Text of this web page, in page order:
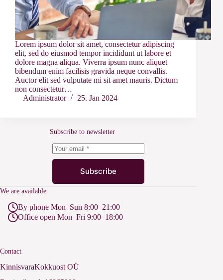
Lorem ipsum dolor sit amet, consectetur adipiscing
elit, sed do eiusmod tempor incididunt ut labore et
dolore magna aliqua. Viverra ipsum nunc aliquet
bibendum enim facilisis gravida neque convallis.
Auctor elit sed vulputate mi sit amet mauris. Dictum
non consectetur…
Administrator
25. Jan 2024
Subscribe to newsletter
Subscribe
We are available
By phone Mon–Sun 8:00–21:00
Office open Mon–Fri 9:00–18:00
Contact
KinnisvaraKokkuost OÜ